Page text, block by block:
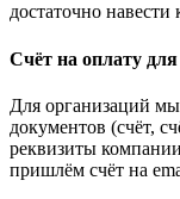
достаточно навести
Счёт на оплату
Для организаций
документов (счёт,
реквизиты
пришлём счёт на